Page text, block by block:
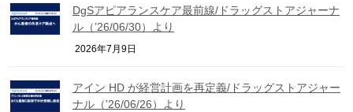
DgSアピアランスケア最前線/ドラッグストアジャーナ
ル（’26/06/30）より
2026年7月9日
アイン HD が経営計画を再定義/ドラッグストアジャー
ナル（’26/06/26）より